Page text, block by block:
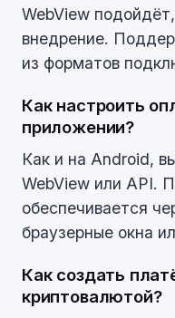
WebView
внедрение.
из форматов
Как настроить
приложении?
Как и на Android,
WebView или API.
обеспечивается
браузерные окна
Как создать
криптовалютой?